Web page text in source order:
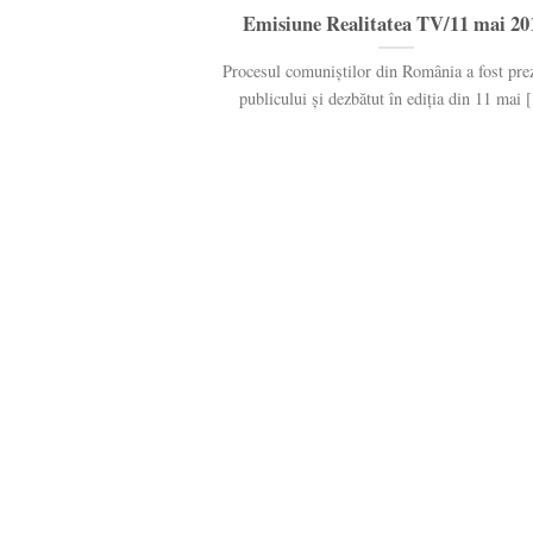
Emisiune Realitatea TV/11 mai
Procesul comuniștilor din România a fost
publicului și dezbătut în ediția din 11 mai